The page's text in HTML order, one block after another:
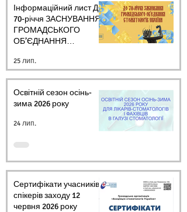
Інформаційний лист ДО
70-річчя ЗАСНУВАННЯ
ГРОМАДСЬКОГО
ОБ’ЄДНАННЯ
УКРАЇНИ
25 лип.
Освітній сезон осінь-
зима 2026 року
24 лип.
Сертифікати учасників і
спікерів заходу 12
червня 2026 року